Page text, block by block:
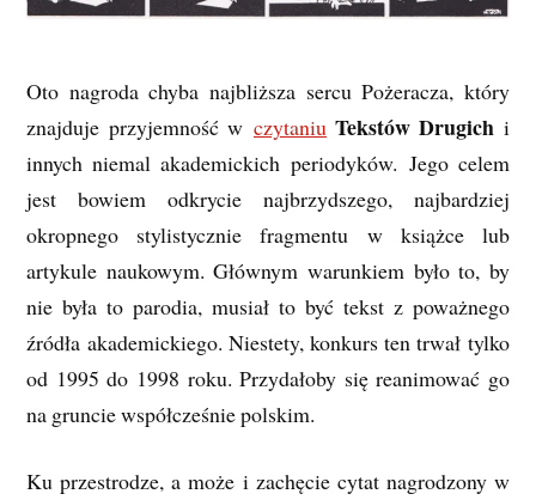
Oto nagroda chyba najbliższa sercu Pożeracza, który
znajduje przyjemność w czytaniu Tekstów Drugich i
innych niemal akademickich periodyków. Jego celem
jest bowiem odkrycie najbrzydszego, najbardziej
okropnego stylistycznie fragmentu w książce lub
artykule naukowym. Głównym warunkiem było to, by
nie była to parodia, musiał to być tekst z poważnego
źródła akademickiego. Niestety, konkurs ten trwał tylko
od 1995 do 1998 roku. Przydałoby się reanimować go
na gruncie współcześnie polskim.
Ku przestrodze, a może i zachęcie cytat nagrodzony w